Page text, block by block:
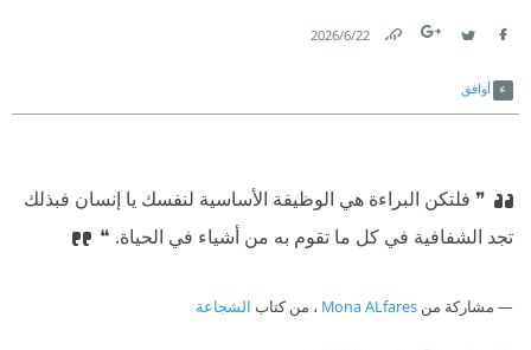
22‏/6‏/2026
أوافق
❞ فلتكن البراءة هي الوظيفة الأساسية لنفسك يا إنسان فبذلك
تجد الشفافية في كل ما تقوم به من أشياء في الحياة. ❝
مشاركة من Mona ALfares ، من كتاب الشجاعة